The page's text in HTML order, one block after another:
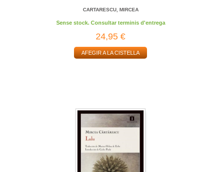
CARTARESCU, MIRCEA
Sense stock. Consultar terminis d'entrega
24,95 €
AFEGIR A LA CISTELLA